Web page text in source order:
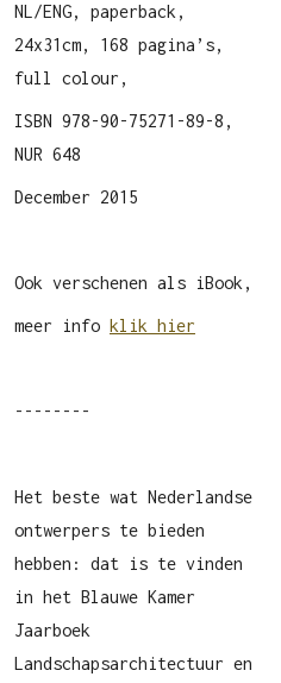
NL/ENG, paperback,
24x31cm, 168 pagina’s,
full colour,
ISBN 978-90-75271-89-8,
NUR 648
December 2015
Ook verschenen als iBook,
meer info klik hier
--------
Het beste wat Nederlandse
ontwerpers te bieden
hebben: dat is te vinden
in het Blauwe Kamer
Jaarboek
Landschapsarchitectuur en